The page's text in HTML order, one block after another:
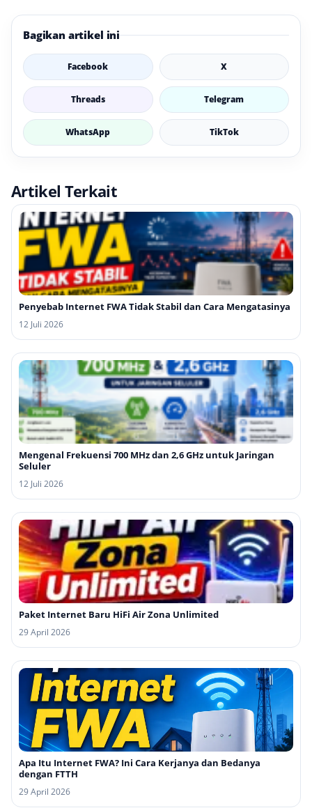
Bagikan artikel ini
Facebook X
Threads Telegram
WhatsApp TikTok
Artikel Terkait
Penyebab Internet FWA Tidak Stabil dan Cara Mengatasinya
12 Juli 2026
Mengenal Frekuensi 700 MHz dan 2,6 GHz untuk Jaringan
Seluler
12 Juli 2026
Paket Internet Baru HiFi Air Zona Unlimited
29 April 2026
Apa Itu Internet FWA? Ini Cara Kerjanya dan Bedanya
dengan FTTH
29 April 2026